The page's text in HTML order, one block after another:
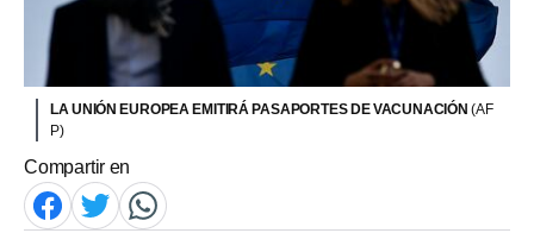
LA UNIÓN EUROPEA EMITIRÁ PASAPORTES DE VACUNACIÓN(AF
P)
Compartir en